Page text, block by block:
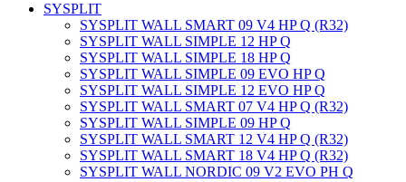
SYSPLIT
SYSPLIT WALL SMART 09 V4 HP Q (R32)
SYSPLIT WALL SIMPLE 12 HP Q
SYSPLIT WALL SIMPLE 18 HP Q
SYSPLIT WALL SIMPLE 09 EVO HP Q
SYSPLIT WALL SIMPLE 12 EVO HP Q
SYSPLIT WALL SMART 07 V4 HP Q (R32)
SYSPLIT WALL SIMPLE 09 HP Q
SYSPLIT WALL SMART 12 V4 HP Q (R32)
SYSPLIT WALL SMART 18 V4 HP Q (R32)
SYSPLIT WALL NORDIC 09 V2 EVO PH Q